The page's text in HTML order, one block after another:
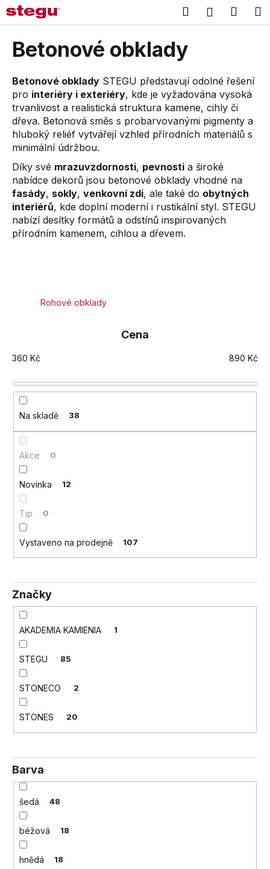
Přejít
na
obsah
HledatPřihlášení
Betonové obklady
Betonové obklady STEGU představují odolné řešení
pro interiéry i exteriéry, kde je vyžadována vysoká
trvanlivost a realistická struktura kamene, cihly či
dřeva. Betonová směs s probarvovanými pigmenty a
hluboký reliéf vytvářejí vzhled přírodních materiálů s
minimální údržbou.
Díky své mrazuvzdornosti, pevnosti a široké
nabídce dekorů jsou betonové obklady vhodné na
fasády, sokly, venkovní zdi, ale také do obytných
interiérů, kde doplní moderní i rustikální styl. STEGU
nabízí desítky formátů a odstínů inspirovaných
přírodním kamenem, cihlou a dřevem.
Rohové obklady
Cena
360 Kč 890 Kč
Na skladě 38
Akce 0
Novinka 12
Tip 0
Vystaveno na prodejně 107
Značky
AKADEMIA KAMIENIA 1
STEGU 85
STONECO 2
STONES 20
Barva
šedá 48
béžová 18
hnědá 18
K
o
o
p
o
t
ř
e
b
u
j
e
t
D
o
p
o
u
e
m
e